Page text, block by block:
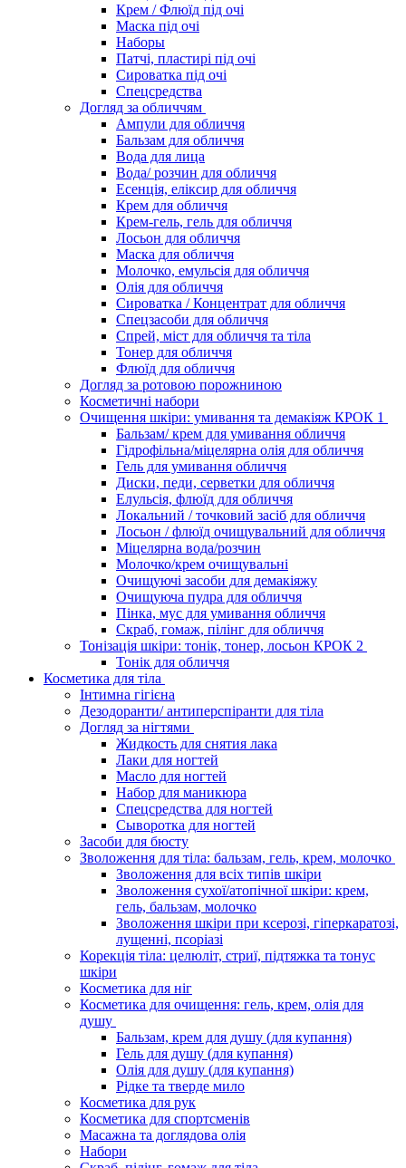
Крем / Флюїд під очі
Маска під очі
Наборы
Патчі, пластирі під очі
Сироватка під очі
Спецсредства
Догляд за обличчям
Ампули для обличчя
Бальзам для обличчя
Вода для лица
Вода/ розчин для обличчя
Есенція, еліксир для обличчя
Крем для обличчя
Крем-гель, гель для обличчя
Лосьон для обличчя
Маска для обличчя
Молочко, емульсія для обличчя
Олія для обличчя
Сироватка / Концентрат для обличчя
Спецзасоби для обличчя
Спрей, міст для обличчя та тіла
Тонер для обличчя
Флюїд для обличчя
Догляд за ротовою порожниною
Косметичні набори
Очищення шкіри: умивання та демакіяж КРОК 1
Бальзам/ крем для умивання обличчя
Гідрофільна/міцелярна олія для обличчя
Гель для умивання обличчя
Диски, педи, серветки для обличчя
Елульсія, флюїд для обличчя
Локальний / точковий засіб для обличчя
Лосьон / флюїд очищувальний для обличчя
Міцелярна вода/розчин
Молочко/крем очищувальні
Очищуючі засоби для демакіяжу
Очищуюча пудра для обличчя
Пінка, мус для умивання обличчя
Скраб, гомаж, пілінг для обличчя
Тонізація шкіри: тонік, тонер, лосьон КРОК 2
Тонік для обличчя
Косметика для тіла
Інтимна гігієна
Дезодоранти/ антиперспіранти для тіла
Догляд за нігтями
Жидкость для снятия лака
Лаки для ногтей
Масло для ногтей
Набор для маникюра
Спецсредства для ногтей
Сыворотка для ногтей
Засоби для бюсту
Зволоження для тіла: бальзам, гель, крем, молочко
Зволоження для всіх типів шкіри
Зволоження сухої/атопічної шкіри: крем,
гель, бальзам, молочко
Зволоження шкіри при ксерозі, гіперкаратозі,
лущенні, псоріазі
Корекція тіла: целюліт, стриї, підтяжка та тонус
шкіри
Косметика для ніг
Косметика для очищення: гель, крем, олія для
душу
Бальзам, крем для душу (для купання)
Гель для душу (для купання)
Олія для душу (для купання)
Рідке та тверде мило
Косметика для рук
Косметика для спортсменів
Масажна та доглядова олія
Набори